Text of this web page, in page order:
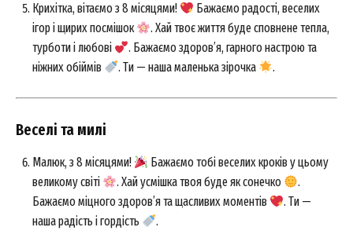
Крихітка, вітаємо з 8 місяцями!
Бажаємо радості, веселих
ігор і щирих посмішок
. Хай твоє життя буде сповнене тепла,
турботи і любові
. Бажаємо здоров’я, гарного настрою та
ніжних обіймів
. Ти — наша маленька зірочка .
Веселі та милі
Малюк, з 8 місяцями!
Бажаємо тобі веселих кроків у цьому
великому світі
. Хай усмішка твоя буде як сонечко
.
Бажаємо міцного здоров’я та щасливих моментів
. Ти —
наша радість і гордість
.